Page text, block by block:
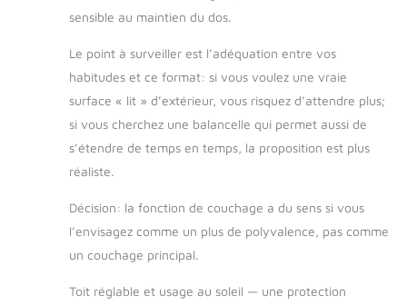
fermeture Velcro de
haute qualité. Les
coussins de siège et
le tissu de toit sont
amovibles, donc la
balançoire est facile
à nettoyer. La saleté
et les taches
un chiffon humide.
Remarque
facile grâce à la
sensible au maintien du dos.
Le point à surveiller est l’adéquation entre vos
habitudes et ce format: si vous voulez une vraie
surface « lit » d’extérieur, vous risquez d’attendre plus;
si vous cherchez une balancelle qui permet aussi de
s’étendre de temps en temps, la proposition est plus
réaliste.
Décision: la fonction de couchage a du sens si vous
l’envisagez comme un plus de polyvalence, pas comme
un couchage principal.
Toit réglable et usage au soleil — une protection